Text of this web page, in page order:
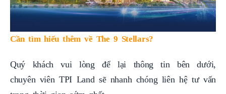
Cần tìm hiểu thêm về The 9 Stellars?
Quý khách vui lòng để lại thông tin bên dưới,
chuyên viên TPI Land sẽ nhanh chóng liên hệ tư vấn